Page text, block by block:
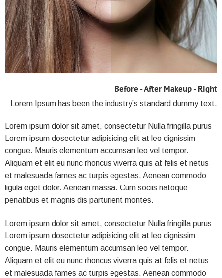
Before - After Makeup - Right
Lorem Ipsum has been the industry’s standard dummy text.
Lorem ipsum dolor sit amet, consectetur Nulla fringilla purus
Lorem ipsum dosectetur adipisicing elit at leo dignissim
congue. Mauris elementum accumsan leo vel tempor.
Aliquam et elit eu nunc rhoncus viverra quis at felis et netus
et malesuada fames ac turpis egestas. Aenean commodo
ligula eget dolor. Aenean massa. Cum sociis natoque
penatibus et magnis dis parturient montes.
Lorem ipsum dolor sit amet, consectetur Nulla fringilla purus
Lorem ipsum dosectetur adipisicing elit at leo dignissim
congue. Mauris elementum accumsan leo vel tempor.
Aliquam et elit eu nunc rhoncus viverra quis at felis et netus
et malesuada fames ac turpis egestas. Aenean commodo